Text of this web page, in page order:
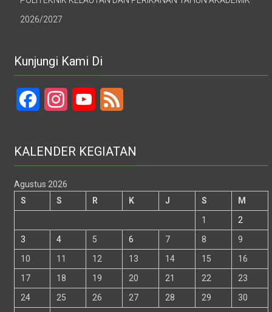
2026/2027
Kunjungi Kami Di
FacebookInstagramYouTube
KALENDER KEGIATAN
Agustus 2026
S
S R K J S
M
1
2
3
4 5 6 7 8
9
10
11 12 13 14 15
16
17
18 19 20 21 22
23
24
25 26 27 28 29 30